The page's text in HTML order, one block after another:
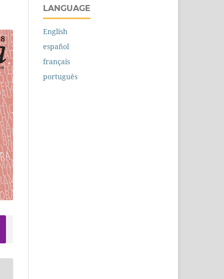
LANGUAGE
English
español
français
português